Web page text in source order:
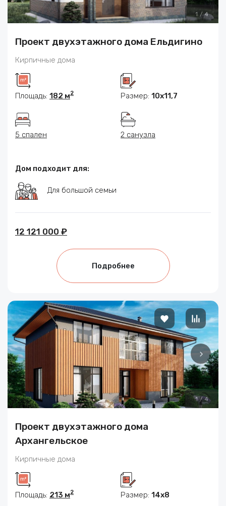
1 / 4
Проект двухэтажного дома Ельдигино
Кирпичные дома
Площадь: 182 м2 Размер: 10х11,7
5 спален 2 санузла
Дом подходит для:
Для большой семьи
12 121 000 ₽
Подробнее
1 / 4
Проект двухэтажного дома
Архангельское
Кирпичные дома
Площадь: 213 м2 Размер: 14x8